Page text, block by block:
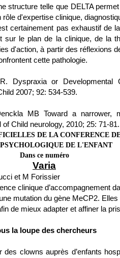
structure telle que DELTA
d'expertise clinique,
certainement pas exhaustif de
sur le plan de la clinique, de la
d'action, à partir des réflexions
cette pathologie.
Dyspraxia or Developmental
2007; 92: 534-539.
MB Toward a narrower,
Child neurology, 2010; 25: 71-81.
DE LA CONFERENCE
DE L'ENFANT
Dans ce numéro
Varia
et M Forissier
clinique d’accompagnement
mutation du gène MeCP2.
de mieux adapter et affiner la
la loupe des chercheurs
des clowns auprès d’enfants